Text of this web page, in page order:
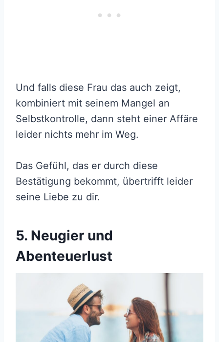
Und falls diese Frau das auch zeigt,
kombiniert mit seinem Mangel an
Selbstkontrolle, dann steht einer Affäre
leider nichts mehr im Weg.
Das Gefühl, das er durch diese
Bestätigung bekommt, übertrifft leider
seine Liebe zu dir.
5. Neugier und
Abenteuerlust